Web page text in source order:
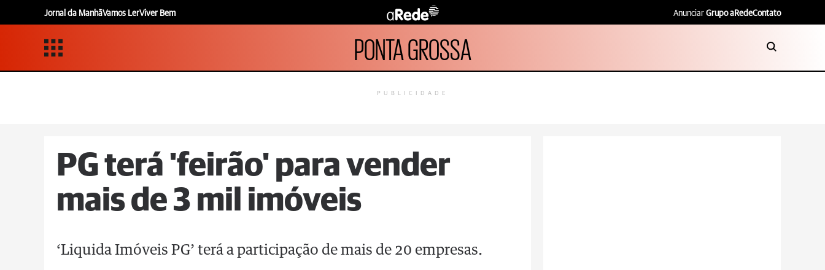
Jornal da ManhãVamos LerViver Bem Anunciar Grupo aRedeContato
PONTA GROSSA
PUBLICIDADE
PG terá 'feirão' para vender
mais de 3 mil imóveis
‘Liquida Imóveis PG’ terá a participação de mais de 20 empresas.